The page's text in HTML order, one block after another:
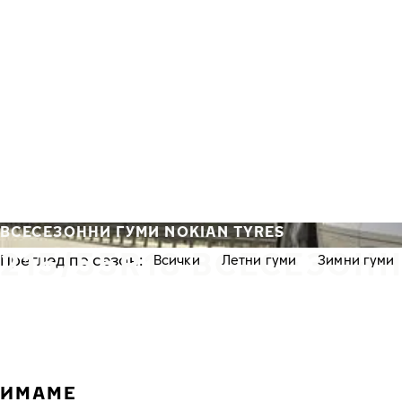
215/55R18
ВСЕСЕЗОННИ ГУМИ NOKIAN TYRES
Преглед по сезон: Всички Летни гуми Зимни гуми
ИМАМЕ